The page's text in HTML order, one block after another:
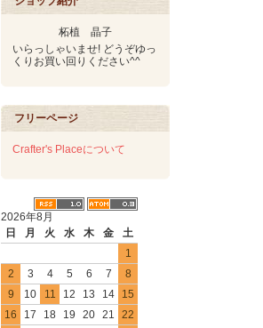
柘植 晶子
いらっしゃいませ! どうぞゆっ
くりお買い回りください^^
フリーページ
Crafter's Placeについて
2026年8月
日
月 火 水 木 金
土
1
2
3 4 5 6 7
8
9
10 11 12 13 14
15
16
17 18 19 20 21
22